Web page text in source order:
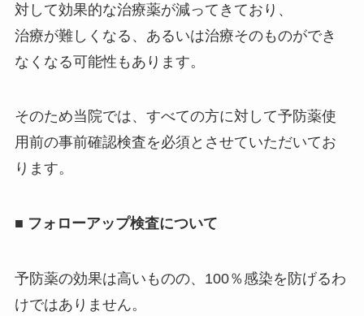
対して効果的な治療薬が減ってきており、
治療が難しくなる、あるいは治療そのものができ
なくなる可能性もあります。
そのため当院では、すべての方に対して予防薬使
用前の事前確認検査を必須とさせていただいてお
ります。
■ フォローアップ検査について
予防薬の効果は高いものの、100％感染を防げるわ
けではありません。